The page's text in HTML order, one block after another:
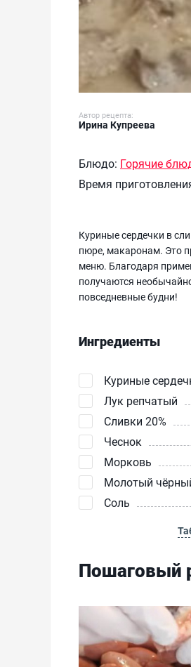
Автор рецепта:
Ирина Купреева
Блюдо: Горячие
Время
Куриные сердечки в
пюре, макаронам. Это
меню. Благодаря
получаются
повседневные будни!
Ингредиенты
Куриные
Лук репчатый
Сливки 20%
Чеснок
Морковь
Молотый
Соль
Пошаговый